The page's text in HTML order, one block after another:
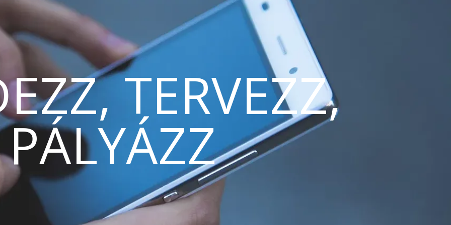
TERVEZZ,
PÁLYÁZZ